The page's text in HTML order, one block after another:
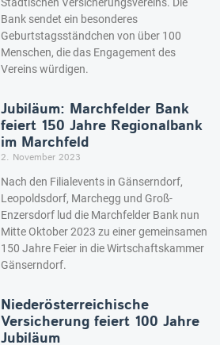
Bank sendet ein besonderes
Geburtstagsständchen von über 100
Menschen, die das Engagement des
Vereins würdigen.
Jubiläum: Marchfelder Bank
feiert 150 Jahre Regionalbank
im Marchfeld
2. November 2023
Nach den Filialevents in Gänserndorf,
Leopoldsdorf, Marchegg und Groß-
Enzersdorf lud die Marchfelder Bank nun
Mitte Oktober 2023 zu einer gemeinsamen
150 Jahre Feier in die Wirtschaftskammer
Gänserndorf.
Niederösterreichische
Versicherung feiert 100 Jahre
Jubiläum